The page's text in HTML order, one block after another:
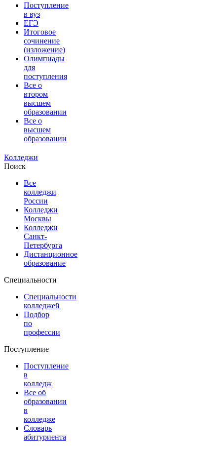
Поступление
в вуз
ЕГЭ
Итоговое
сочинение
(изложение)
Олимпиады
для
поступления
Все о
втором
высшем
образовании
Все о
высшем
образовании
Колледжи
Поиск
Все
колледжи
России
Колледжи
Москвы
Колледжи
Санкт-
Петербурга
Дистанционное
образование
Специальности
Специальности
колледжей
Подбор
по
профессии
Поступление
Поступление
в
колледж
Все об
образовании
в
колледже
Словарь
абитуриента